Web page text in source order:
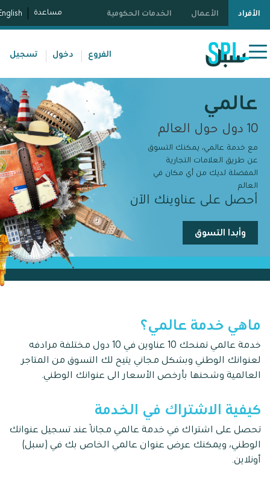
الأفراد الأعمال الخدمات الحكومية مساعدة
الفروع دخول تسجيل
عالمي
10 دول حول العالم
مع خدمة عالمي، يمكنك التسوق
عن طريق العلامات التجارية
المفضلة لديك من أي مكان في
العالم
أحصل على عناوينك الآن
وأبدا التسوق
ماهي خدمة عالمي؟
خدمة عالمي تمنحك 10 عناوين في 10 دول مختلفة مرادفه
لعنوانك الوطني وبشكل مجاني يتيح لك التسوق من المتاجر
العالمية وشحنها بأرخص الأسعار الى عنوانك الوطني.
كيفية الاشتراك في الخدمة
تحصل على اشتراك في خدمة عالمي مجانًا عند تسجيل عنوانك
الوطني، ويمكنك عرض عنوان عالمي الخاص بك في (سبل)
أونلاين.